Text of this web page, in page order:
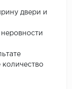
двери и
количество